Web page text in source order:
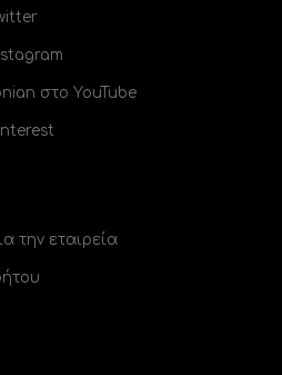
στο YouTube
την εταιρεία